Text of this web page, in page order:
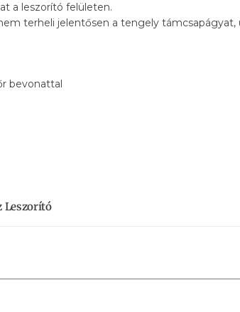
a leszorító felületen.
terheli jelentősen a tengely
bevonattal
Leszorító